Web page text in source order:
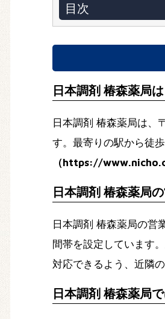
目次
日本調剤 椿森薬局
日本調剤 椿森薬局は、
す。最寄りの駅から徒歩
（https://
日本調剤 椿森薬局
日本調剤 椿森薬局の営
間帯を設定しています
対応できるよう、近隣
日本調剤 椿森薬局